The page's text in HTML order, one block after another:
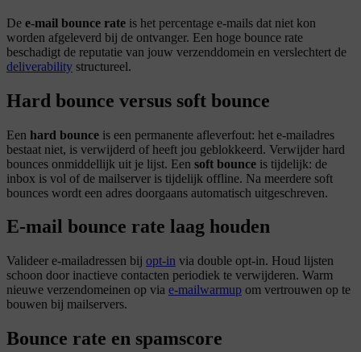
De e-mail bounce rate is het percentage e-mails dat niet kon
worden afgeleverd bij de ontvanger. Een hoge bounce rate
beschadigt de reputatie van jouw verzenddomein en verslechtert de
deliverability structureel.
Hard bounce versus soft bounce
Een hard bounce is een permanente afleverfout: het e-mailadres
bestaat niet, is verwijderd of heeft jou geblokkeerd. Verwijder hard
bounces onmiddellijk uit je lijst. Een soft bounce is tijdelijk: de
inbox is vol of de mailserver is tijdelijk offline. Na meerdere soft
bounces wordt een adres doorgaans automatisch uitgeschreven.
E-mail bounce rate laag houden
Valideer e-mailadressen bij opt-in via double opt-in. Houd lijsten
schoon door inactieve contacten periodiek te verwijderen. Warm
nieuwe verzendomeinen op via e-mailwarmup om vertrouwen op te
bouwen bij mailservers.
Bounce rate en spamscore